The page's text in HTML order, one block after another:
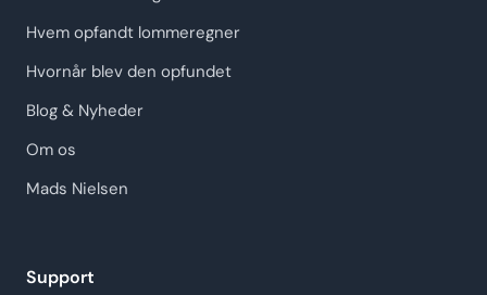
Hvem opfandt lommeregner
Hvornår blev den opfundet
Blog & Nyheder
Om os
Mads Nielsen
Support